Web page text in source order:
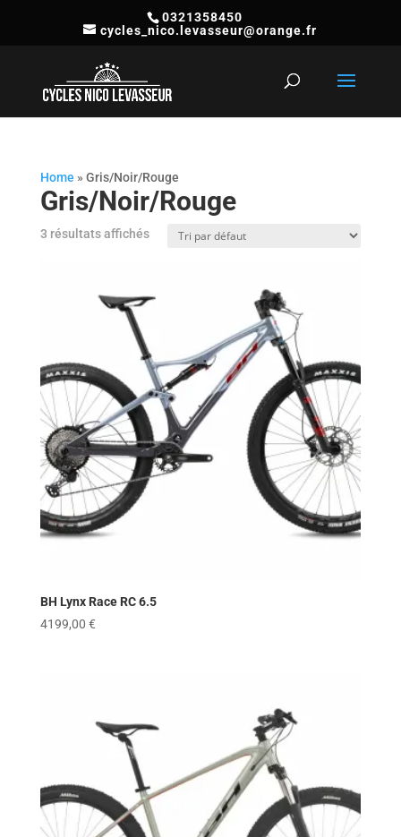
0321358450
cycles_nico.levasseur@orange.fr
Home » Gris/Noir/Rouge
Gris/Noir/Rouge
3 résultats affichés
BH Lynx Race RC 6.5
4199,00 €